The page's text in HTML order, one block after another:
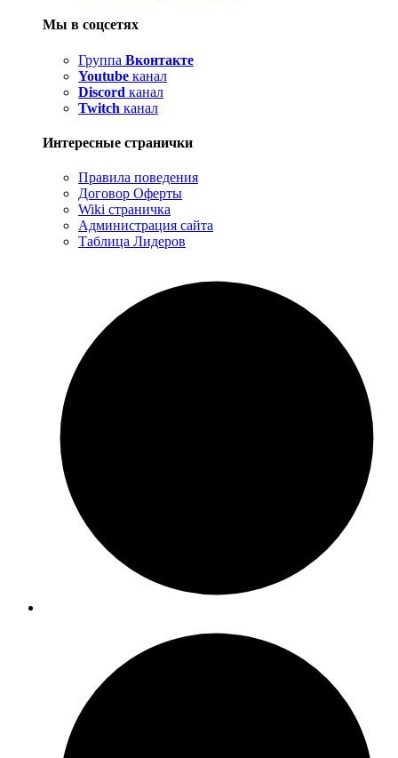
Мы в соцсетях
Группа Вконтакте
Youtube канал
Discord канал
Twitch канал
Интересные странички
Правила поведения
Договор Оферты
Wiki страничка
Администрация сайта
Таблица Лидеров